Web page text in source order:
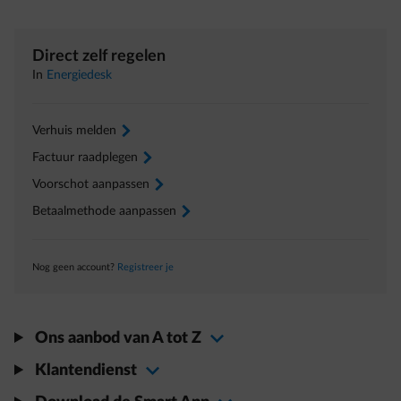
Direct zelf regelen
In Energiedesk
Verhuis melden arrow-right
Factuur raadplegen arrow-right
Voorschot aanpassen arrow-right
Betaalmethode aanpassen arrow-right
Nog geen account? Registreer je
Ons aanbod van A tot Z
Klantendienst